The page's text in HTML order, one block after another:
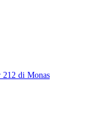
212 di Monas